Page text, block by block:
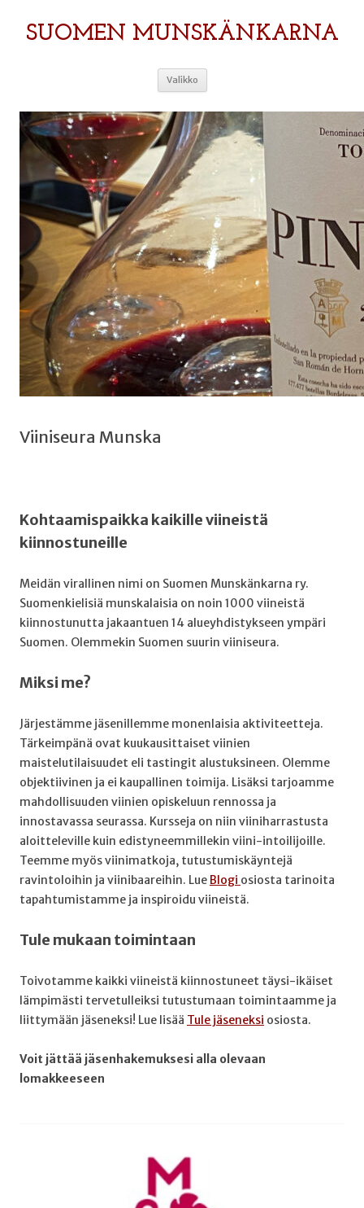
SUOMEN MUNSKÄNKARNA
Valikko Siirry
Viiniseura Munska
Kohtaamispaikka kaikille viineistä
kiinnostuneille
Meidän virallinen nimi on Suomen Munskänkarna ry.
Suomenkielisiä munskalaisia on noin 1000 viineistä
kiinnostunutta jakaantuen 14 alueyhdistykseen ympäri
Suomen. Olemmekin Suomen suurin viiniseura.
Miksi me?
Järjestämme jäsenillemme monenlaisia aktiviteetteja.
Tärkeimpänä ovat kuukausittaiset viinien
maistelutilaisuudet eli tastingit alustuksineen. Olemme
objektiivinen ja ei kaupallinen toimija. Lisäksi tarjoamme
mahdollisuuden viinien opiskeluun rennossa ja
innostavassa seurassa. Kursseja on niin viiniharrastusta
aloitteleville kuin edistyneemmillekin viini-intoilijoille.
Teemme myös viinimatkoja, tutustumiskäyntejä
ravintoloihin ja viinibaareihin. Lue Blogi osiosta tarinoita
tapahtumistamme ja inspiroidu viineistä.
Tule mukaan toimintaan
Toivotamme kaikki viineistä kiinnostuneet täysi-ikäiset
lämpimästi tervetulleiksi tutustumaan toimintaamme ja
liittymään jäseneksi! Lue lisää Tule jäseneksi osiosta.
Voit jättää jäsenhakemuksesi a lla olevaan
lomakkeeseen